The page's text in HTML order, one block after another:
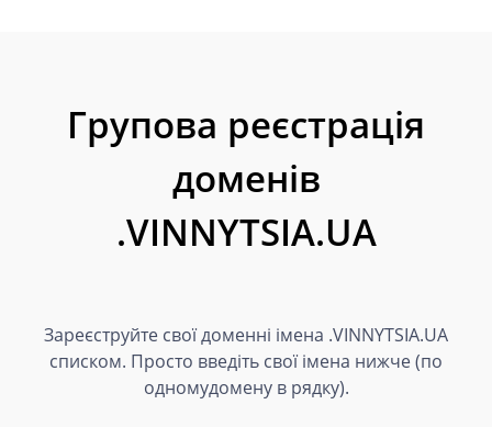
Групова реєстрація
доменів
.VINNYTSIA.UA
Зареєструйте свої доменні імена .VINNYTSIA.UA
списком. Просто введіть свої імена нижче (по
одномудомену в рядку).